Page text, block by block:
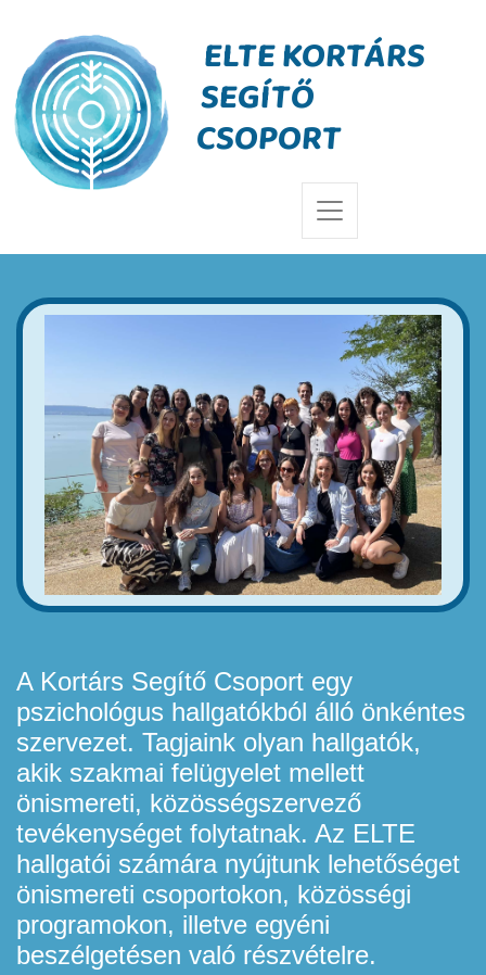
ELTE KORTÁRS
SEGÍTŐ
CSOPORT
A Kortárs Segítő Csoport egy
pszichológus hallgatókból álló önkéntes
szervezet. Tagjaink olyan hallgatók,
akik szakmai felügyelet mellett
önismereti, közösségszervező
tevékenységet folytatnak. Az ELTE
hallgatói számára nyújtunk lehetőséget
önismereti csoportokon, közösségi
programokon, illetve egyéni
beszélgetésen való részvételre.